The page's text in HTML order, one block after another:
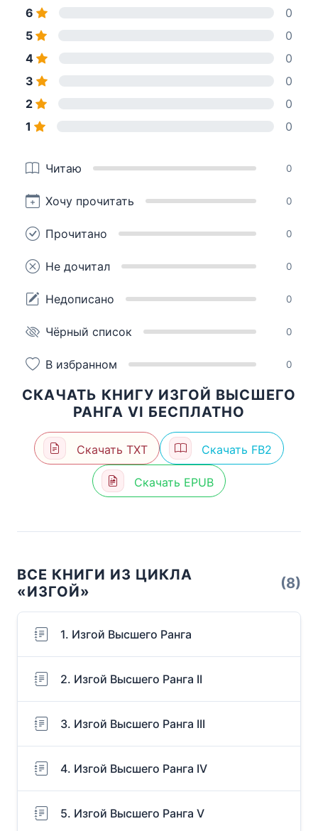
6
0
5
0
4
0
3
0
2
0
1
0
Читаю 0
Хочу прочитать 0
Прочитано 0
Не дочитал 0
Недописано 0
Чёрный список 0
В избранном 0
СКАЧАТЬ КНИГУ ИЗГОЙ ВЫСШЕГО
РАНГА VI БЕСПЛАТНО
Скачать TXT Скачать FB2
Скачать EPUB
ВСЕ КНИГИ ИЗ ЦИКЛА
«ИЗГОЙ»
(8)
1. Изгой Высшего Ранга
2. Изгой Высшего Ранга II
3. Изгой Высшего Ранга III
4. Изгой Высшего Ранга IV
5. Изгой Высшего Ранга V